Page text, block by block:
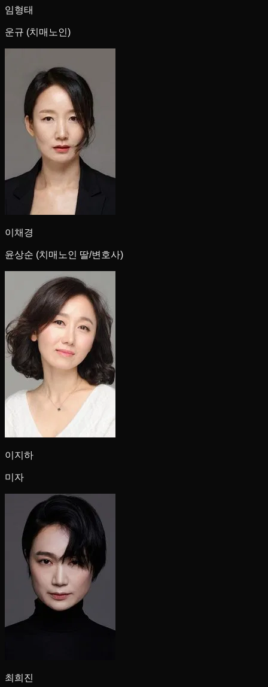
임형태
운규 (치매노인)
이채경
윤상순 (치매노인 딸/변호사)
이지하
미자
최희진